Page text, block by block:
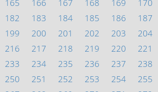
165 166 167 168 169 170
182 183 184 185 186 187
199 200 201 202 203 204
216 217 218 219 220 221
233 234 235 236 237 238
250 251 252 253 254 255